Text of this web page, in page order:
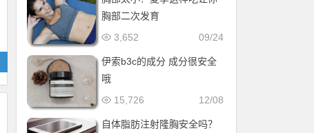
胸部二次发育
09/24
3,652
伊索b3c的成分 成分很安全
哦
12/08
15,726
自体脂肪注射隆胸安全吗？